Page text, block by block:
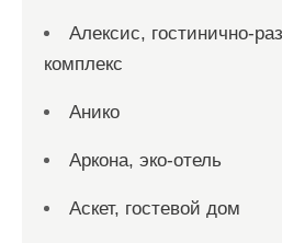
Алексис, гостинично-
комплекс
Анико
Аркона, эко-отель
Аскет, гостевой дом